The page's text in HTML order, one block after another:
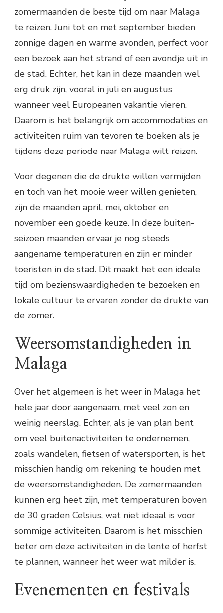
zomermaanden de beste tijd om naar Malaga
te reizen. Juni tot en met september bieden
zonnige dagen en warme avonden, perfect voor
een bezoek aan het strand of een avondje uit in
de stad. Echter, het kan in deze maanden wel
erg druk zijn, vooral in juli en augustus
wanneer veel Europeanen vakantie vieren.
Daarom is het belangrijk om accommodaties en
activiteiten ruim van tevoren te boeken als je
tijdens deze periode naar Malaga wilt reizen.
Voor degenen die de drukte willen vermijden
en toch van het mooie weer willen genieten,
zijn de maanden april, mei, oktober en
november een goede keuze. In deze buiten-
seizoen maanden ervaar je nog steeds
aangename temperaturen en zijn er minder
toeristen in de stad. Dit maakt het een ideale
tijd om bezienswaardigheden te bezoeken en
lokale cultuur te ervaren zonder de drukte van
de zomer.
Weersomstandigheden in
Malaga
Over het algemeen is het weer in Malaga het
hele jaar door aangenaam, met veel zon en
weinig neerslag. Echter, als je van plan bent
om veel buitenactiviteiten te ondernemen,
zoals wandelen, fietsen of watersporten, is het
misschien handig om rekening te houden met
de weersomstandigheden. De zomermaanden
kunnen erg heet zijn, met temperaturen boven
de 30 graden Celsius, wat niet ideaal is voor
sommige activiteiten. Daarom is het misschien
beter om deze activiteiten in de lente of herfst
te plannen, wanneer het weer wat milder is.
Evenementen en festivals